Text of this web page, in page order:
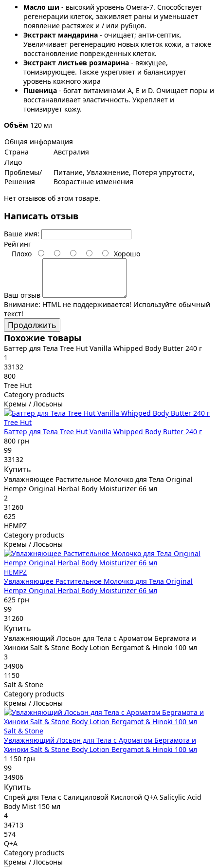
Масло ши - высокий уровень Омега-7. Способствует
регенерации клеток, заживляет раны и уменьшает
появление растяжек и / или рубцов.
Экстракт мандарина - очищает; анти-септик.
Увеличивает регенерацию новых клеток кожи, а также
восстановление поврежденных клеток.
Экстракт листьев розмарина - вяжущее,
тонизирующее. Также укрепляет и балансирует
уровень кожного жира
Пшеница - богат витаминами А, Е и D. Очищает поры и
восстанавливает эластичность. Укрепляет и
тонизирует кожу.
Объём 120 мл
Общая информация
Страна
Австралия
Лицо
Проблемы/
Решения
Питание, Увлажнение, Потеря упругости,
Возрастные изменения
Нет отзывов об этом товаре.
Написать отзыв
Ваше имя:
Рейтинг
Плохо
Хорошо
Ваш отзыв
Внимание: HTML не поддерживается! Используйте обычный
текст!
Продолжить
Похожие товары
Баттер для Тела Tree Hut Vanilla Whipped Body Butter 240 г
1
33132
800
Tree Hut
Category products
Кремы / Лосьоны
Tree Hut
Баттер для Тела Tree Hut Vanilla Whipped Body Butter 240 г
800 грн
99
33132
Купить
Увлажняющее Растительное Молочко для Тела Original
Hempz Original Herbal Body Moisturizer 66 мл
2
31260
625
HEMPZ
Category products
Кремы / Лосьоны
HEMPZ
Увлажняющее Растительное Молочко для Тела Original
Hempz Original Herbal Body Moisturizer 66 мл
625 грн
99
31260
Купить
Увлажняющий Лосьон для Тела с Ароматом Бергамота и
Хиноки Salt & Stone Body Lotion Bergamot & Hinoki 100 мл
3
34906
1150
Salt & Stone
Category products
Кремы / Лосьоны
Salt & Stone
Увлажняющий Лосьон для Тела с Ароматом Бергамота и
Хиноки Salt & Stone Body Lotion Bergamot & Hinoki 100 мл
1 150 грн
99
34906
Купить
Спрей для Тела с Салициловой Кислотой Q+A Salicylic Acid
Body Mist 150 мл
4
34713
574
Q+A
Category products
Кремы / Лосьоны